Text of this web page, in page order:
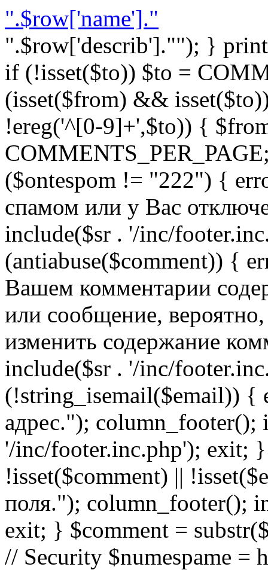
".$row['name']."
".$row['describ'].""); }
if (!isset($to)) $to =
(isset($from) &&
!ereg('^[0-9]+',$to)) {
($ontespom != "222") {
спамом или у Вас
include($sr . '/inc/
(antiabuse($comment)) {
Вашем комментарии
или сообщение,
изменить содержание
include($sr . '/inc/
(!string_isemail($email)) {
адрес."); column_footer();
'/inc/footer.inc.php'); exit;
!isset($comment) ||
поля."); column_footer();
exit; } $comment =
// Security $numespame =